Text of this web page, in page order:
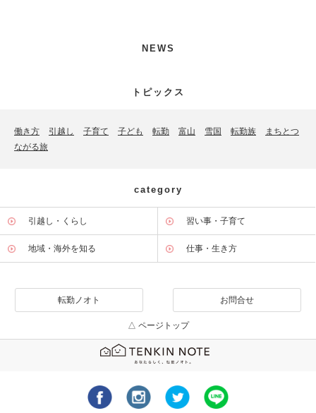
NEWS
トピックス
働き方 引越し 子育て 子ども 転勤 富山 雪国 転勤族
まちとつ
ながる旅
category
引越し・くらし 習い事・子育て
地域・海外を知る 仕事・生き方
転勤ノオト お問合せ
△ ページトップ